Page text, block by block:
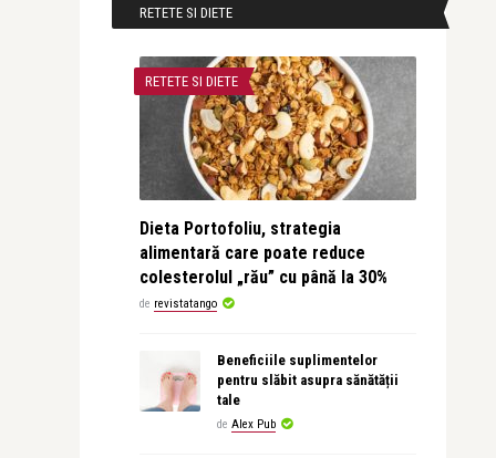
RETETE SI DIETE
RETETE SI DIETE
Dieta Portofoliu, strategia
alimentară care poate reduce
colesterolul „rău” cu până la 30%
de revistatango
Beneficiile suplimentelor
pentru slăbit asupra sănătății
tale
de Alex Pub